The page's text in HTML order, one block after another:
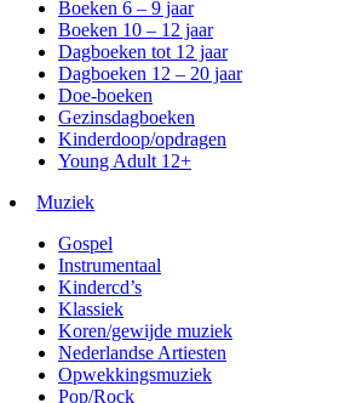
Boeken 6 – 9 jaar
Boeken 10 – 12 jaar
Dagboeken tot 12 jaar
Dagboeken 12 – 20 jaar
Doe-boeken
Gezinsdagboeken
Kinderdoop/opdragen
Young Adult 12+
Muziek
Gospel
Instrumentaal
Kindercd’s
Klassiek
Koren/gewijde muziek
Nederlandse Artiesten
Opwekkingsmuziek
Pop/Rock